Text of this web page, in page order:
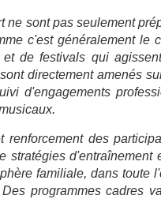
ne sont pas seulement
c'est généralement
et de festivals qui
directement amenés
d'engagements
renforcement des
stratégies
familiale, dans toute
programmes cadres